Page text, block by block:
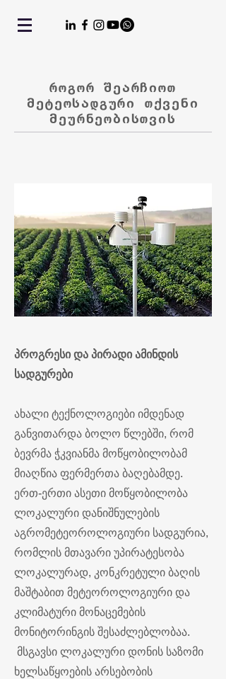
როგორ შეარჩიოთ
მეტეოსადგური თქვენი
მეურნეობისთვის
პროგრესი და პირადი ამინდის
სადგურები
ახალი ტექნოლოგიები იმდენად
განვითარდა ბოლო წლებში, რომ
ბევრმა ჭკვიანმა მოწყობილობამ
მიაღწია ფერმერთა ბაღებამდე.
ერთ-ერთი ასეთი მოწყობილობა
ლოკალური დანიშნულების
აგრომეტეოროლოგიური სადგურია,
რომლის მთავარი უპირატესობა
ლოკალურად, კონკრეტული ბაღის
მაშტაბით მეტეოროლოგიური და
კლიმატური მონაცემების
მონიტორინგის შესაძლებლობაა.
მსგავსი ლოკალური დონის საზომი
ხელსაწყოების არსებობის